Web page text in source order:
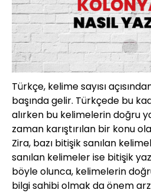
Türkçe, kelime sayısı
başında gelir. Türkçede bu
alırken bu kelimelerin doğru
zaman karıştırılan bir konu
Zira, bazı bitişik sanılan
sanılan kelimeler ise bitişik
böyle olunca, kelimelerin
bilgi sahibi olmak da önem